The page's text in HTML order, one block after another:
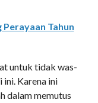
Tahun
untuk tidak was-
ini. Karena ini
dalam memutus